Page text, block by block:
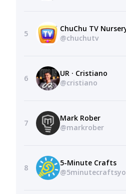
5
@chuchutv
6
UR · Cristiano
@cristiano
7
Mark Rober
@markrober
8
5-Minute Crafts